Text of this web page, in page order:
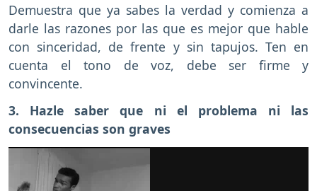
Demuestra que ya sabes la verdad y comienza a
darle las razones por las que es mejor que hable
con sinceridad, de frente y sin tapujos. Ten en
cuenta el tono de voz, debe ser firme y
convincente.
3. Hazle saber que ni el problema ni las
consecuencias son graves